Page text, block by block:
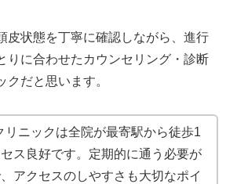
皮状態を丁寧に確認しながら、進行
りに合わせたカウンセリング・診断
クだと思います。
リニックは全院が最寄駅から徒歩1
ス良好です。定期的に通う必要が
アクセスのしやすさも大切なポイ